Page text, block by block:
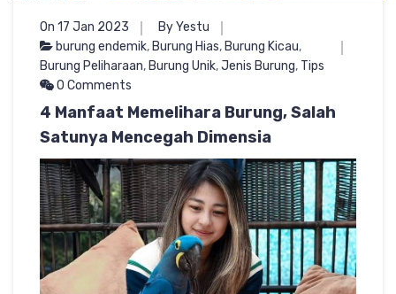
On 17 Jan 2023
By Yestu
burung endemik, Burung Hias, Burung Kicau,
Burung Peliharaan, Burung Unik,Jenis Burung, Tips
0 Comments
4 Manfaat Memelihara Burung, Salah
Satunya Mencegah Dimensia